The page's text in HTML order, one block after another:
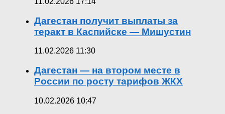
Дагестан получит выплаты за
теракт в Каспийске — Мишустин
11.02.2026 11:30
Дагестан — на втором месте в
России по росту тарифов ЖКХ
10.02.2026 10:47